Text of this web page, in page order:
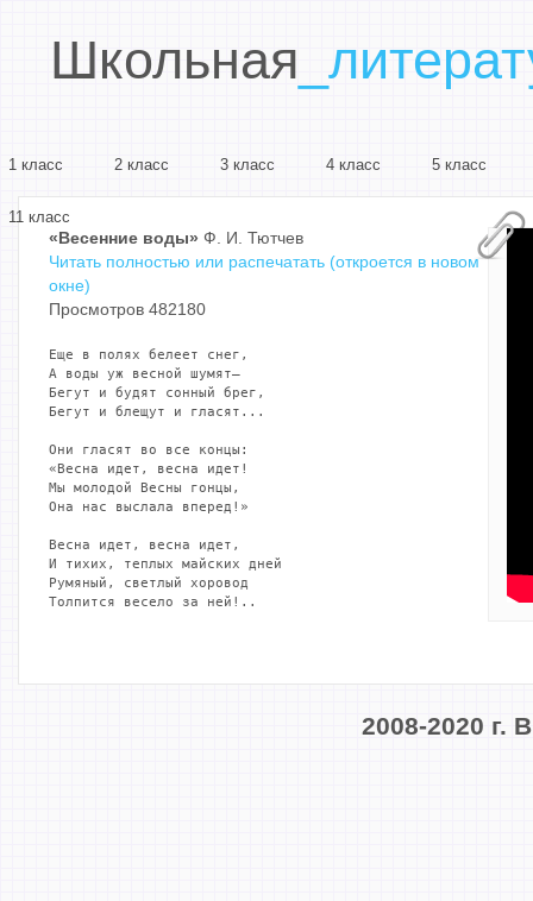
Школьная
1 класс 2 класс 3 класс 4 класс 5 класс
11 класс
«Весенние воды» Ф. И. Тютчев
Читать полностью или распечатать (откроется в новом
окне)
Просмотров 482180
Еще в полях белеет снег,
А воды уж весной шумят—
Бегут и будят сонный брег,
Бегут и блещут и гласят...
Они гласят во все концы:
«Весна идет, весна идет!
Мы молодой Весны гонцы,
Она нас выслала вперед!»
Весна идет, весна идет,
И тихих, теплых майских дней
Румяный, светлый хоровод
Толпится весело за ней!..
2008-2020 г.